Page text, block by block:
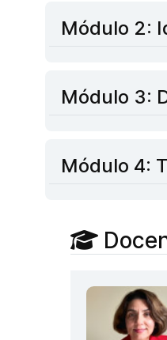
Módulo 2:
Módulo 3:
Módulo 4: